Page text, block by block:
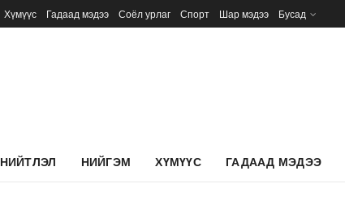
Хүмүүс Гадаад мэдээ Соёл урлаг Спорт Шар мэдээ Бусад
НИЙТЛЭЛ НИЙГЭМ ХҮМҮҮС ГАДААД МЭДЭЭ